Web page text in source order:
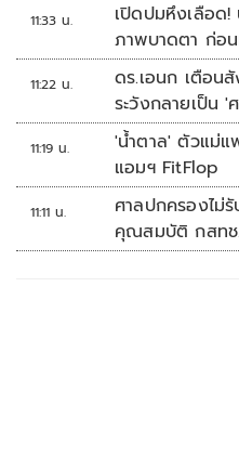
11:33 น.
เปิดปมหึงเลือด
ภาพบาดตา ก่อ
11:22 น.
ดร.เอนก เตือนสั
ระวังกลายเป็น
11:19 น.
'น้ำตาล' ตัวแม่
แอมฯ FitFlop
11:11 น.
ศาลปกครองไ
คุณสมบัติ กสทช.
เสียหาย